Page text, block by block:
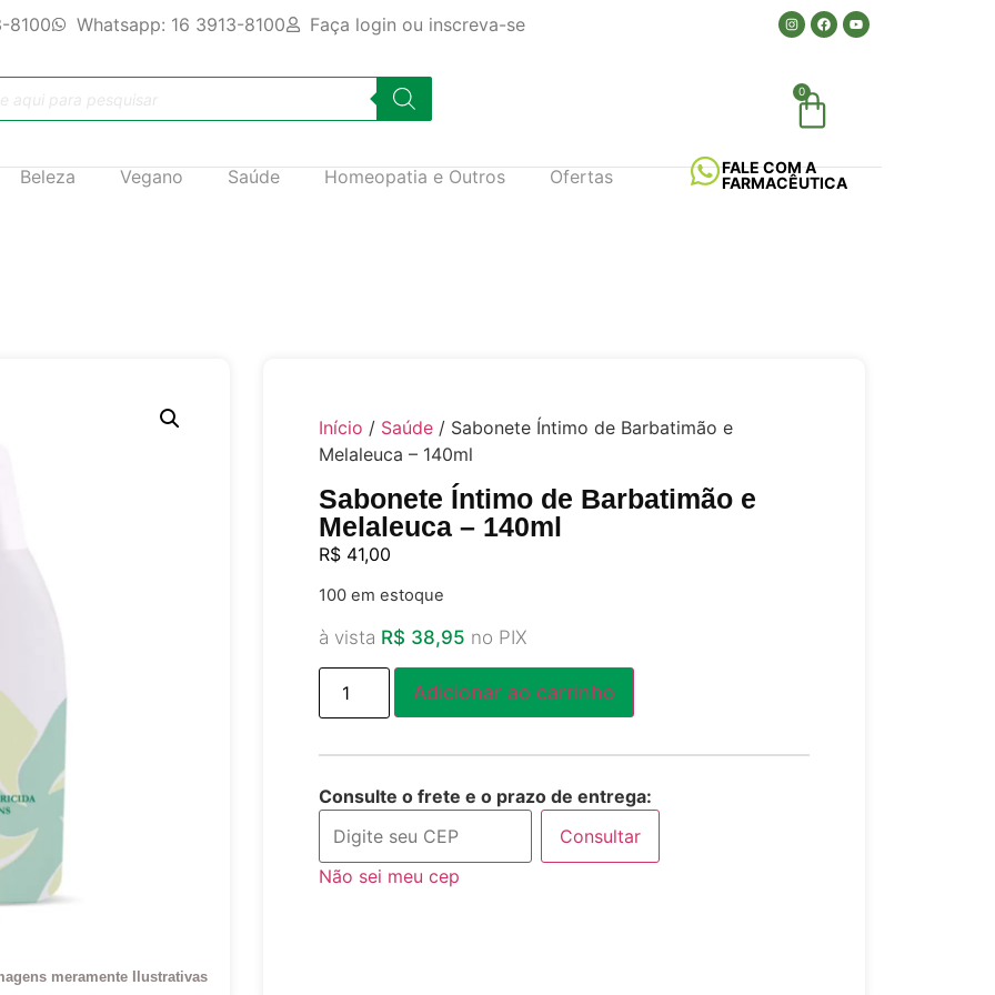
8100 Whatsapp: 16 3913-8100 Faça login ou inscreva-se
0
Beleza Vegano Saúde Homeopatia e Outros Ofertas
FALE COM A
FARMACÊUTICA
meramente Ilustrativas
Início / Saúde / Sabonete Íntimo de Barbatimão e
Melaleuca – 140ml
Sabonete Íntimo de Barbatimão e
Melaleuca – 140ml
R$ 41,00
100 em estoque
à vista R$ 38,95 no PIX
Adicionar ao carrinho
Consulte o frete e o prazo de entrega:
Consultar
Não sei meu cep